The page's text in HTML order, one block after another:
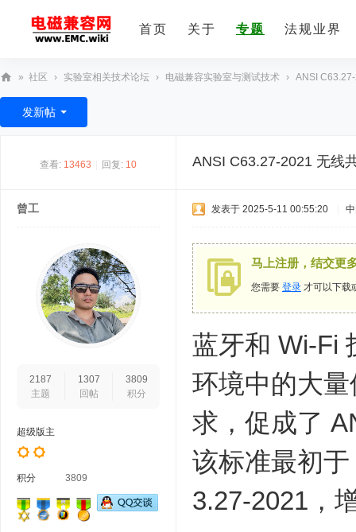
首页 关于 专题 法规业界
E
» 社区 › 实验室相关技术论坛 › 电磁兼容实验室与测试技术 › ANSI
发新帖
查看: 13463 回复: 10 ANSI C63.27-2021 无线
曾工
2187
主题
1307
回帖
3809
积分
超级版主
积分 3809
发表于 2025-5-11 00:55:20
马上注册，结交更
您需要 登录 才可以下载
蓝牙和 Wi-Fi
环境中的大
求，促成了
该标准最初
3.27-2021，